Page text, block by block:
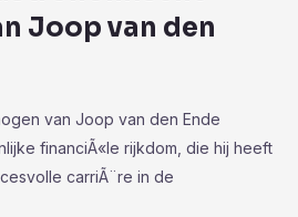
Joop van den
van Joop van den Ende
financiÃ«le rijkdom, die hij heeft
carriÃ¨re in de